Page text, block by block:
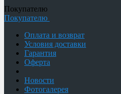
Покупателю
Покупателю
Оплата и возврат
Условия доставки
Гарантия
Оферта
Новости
Фотогалерея